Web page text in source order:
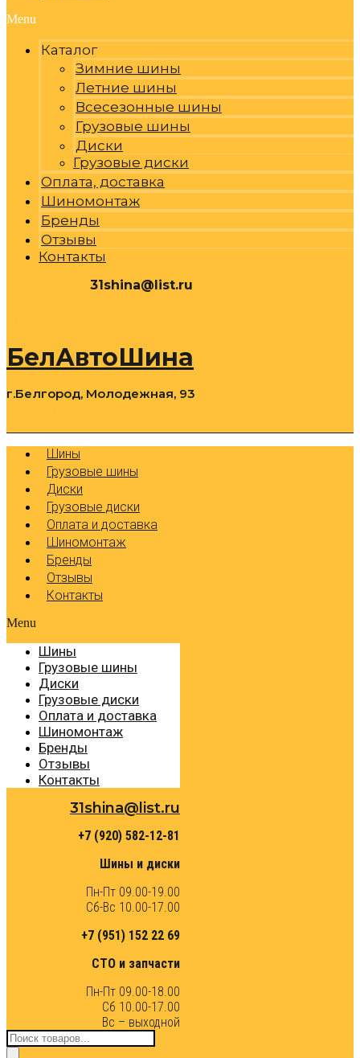
Menu
Каталог
Зимние шины
Летние шины
Всесезонные шины
Грузовые шины
Диски
Грузовые диски
Оплата, доставка
Шиномонтаж
Бренды
Отзывы
Контакты
31shina@list.ru
БелАвтоШина
г.Белгород, Молодежная, 93
Шины
Грузовые шины
Диски
Грузовые диски
Оплата и доставка
Шиномонтаж
Бренды
Отзывы
Контакты
Menu
Шины
Грузовые шины
Диски
Грузовые диски
Оплата и доставка
Шиномонтаж
Бренды
Отзывы
Контакты
31shina@list.ru
+7 (920) 582-12-81
Шины и диски
Пн-Пт 09.00-19.00
Сб-Вс 10.00-17.00
+7 (951) 152 22 69
СТО и запчасти
Пн-Пт 09.00-18.00
Сб 10.00-17.00
Вс – выходной
Поиск
товаров